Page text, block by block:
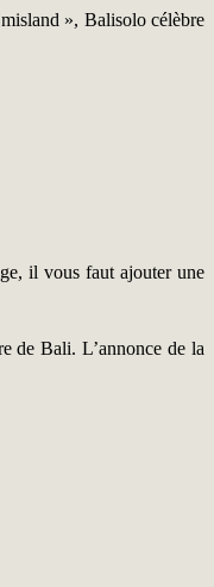
», Balisolo célèbre
il vous faut ajouter une
de Bali. L’annonce de la